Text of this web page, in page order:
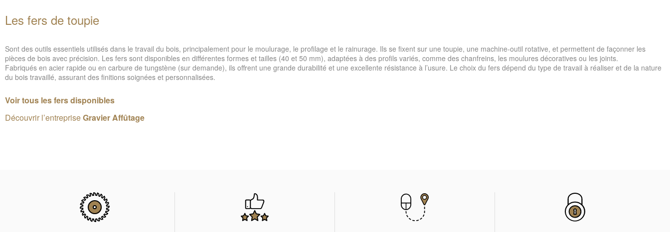
Les fers de toupie
Sont des outils essentiels utilisés dans le travail du bois, principalement pour le moulurage, le profilage et le rainurage. Ils se fixent sur une toupie, une machine-outil rotative, et permettent de façonner les
pièces de bois avec précision. Les fers sont disponibles en différentes formes et tailles (40 et 50 mm), adaptées à des profils variés, comme des chanfreins, les moulures décoratives ou les joints.
Fabriqués en acier rapide ou en carbure de tungstène (sur demande), ils offrent une grande durabilité et une excellente résistance à l’usure. Le choix du fers dépend du type de travail à réaliser et de la nature
du bois travaillé, assurant des finitions soignées et personnalisées.
Voir tous les fers disponibles
Découvrir l’entrepriseGravier Affûtage